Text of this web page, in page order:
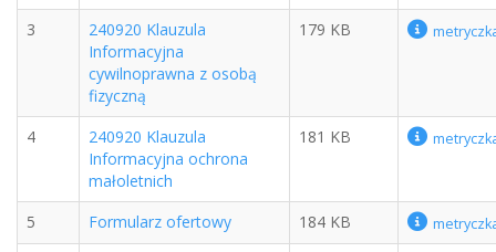
3
240920 Klauzula
Informacyjna
cywilnoprawna z osobą
fizyczną
179 KB
4
240920 Klauzula
Informacyjna ochrona
małoletnich
181 KB
5 Formularz ofertowy 184 KB